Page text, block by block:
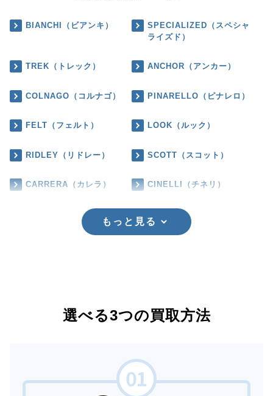
BIANCHI（ビアンキ）
SPECIALIZED（スペシャ
ライズド）
TREK（トレック） ANCHOR（アンカー）
COLNAGO（コルナゴ） PINARELLO（ピナレロ）
FELT（フェルト） LOOK（ルック）
RIDLEY（リドレー） SCOTT（スコット）
CARRERA（カレラ） CINELLI（チネリ）
もっと見る
選べる3つの買取方法